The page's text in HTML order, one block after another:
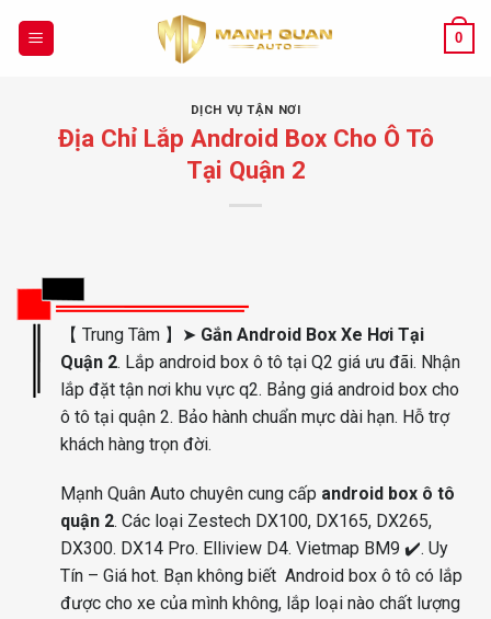
0
DỊCH VỤ TẬN NƠI
Địa Chỉ Lắp Android Box Cho Ô Tô
Tại Quận 2
【 Trung Tâm 】➤ Gắn Android Box Xe Hơi Tại
Quận 2. Lắp android box ô tô tại Q2 giá ưu đãi. Nhận
lắp đặt tận nơi khu vực q2. Bảng giá android box cho
ô tô tại quận 2. Bảo hành chuẩn mực dài hạn. Hỗ trợ
khách hàng trọn đời.
Mạnh Quân Auto chuyên cung cấp android box ô tô
quận 2. Các loại Zestech DX100, DX165, DX265,
DX300. DX14 Pro. Elliview D4. Vietmap BM9 ✔️. Uy
Tín – Giá hot. Bạn không biết Android box ô tô có lắp
được cho xe của mình không, lắp loại nào chất lượng